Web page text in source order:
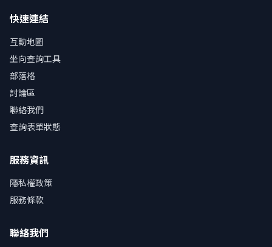
快速連結
互動地圖
坐向查詢工具
部落格
討論區
聯絡我們
查詢表單狀態
服務資訊
隱私權政策
服務條款
聯絡我們